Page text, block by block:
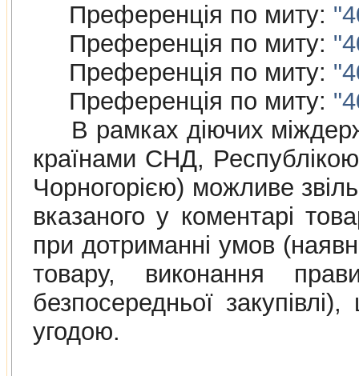
Преференція по миту:
Преференція по миту:
Преференція по миту:
Преференція по миту:
В рамках дiючих
країнами СНД,
Чорногорією) можливе
вказаного у коментарі
при дотриманні умов
товару, виконання
безпосередньої
угодою.